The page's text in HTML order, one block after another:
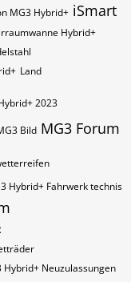
MG3 Hybrid+ iSmart
Hybrid+
Land
2023
Bild MG3 Forum
Hybrid+ Fahrwerk technis
Hybrid+ Neuzulassungen